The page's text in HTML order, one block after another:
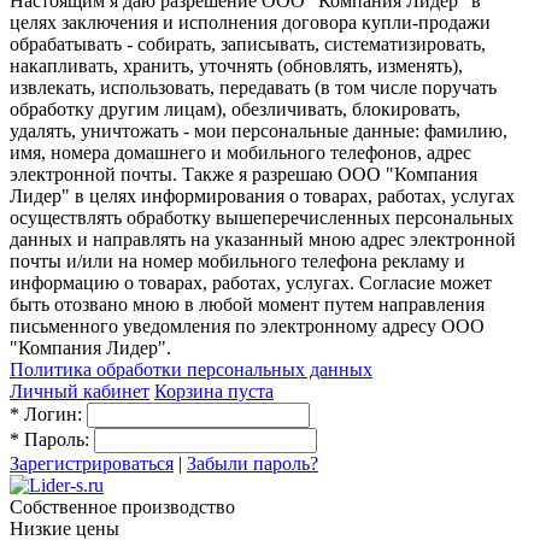
целях заключения и исполнения договора купли-продажи
обрабатывать - собирать, записывать, систематизировать,
накапливать, хранить, уточнять (обновлять, изменять),
извлекать, использовать, передавать (в том числе поручать
обработку другим лицам), обезличивать, блокировать,
удалять, уничтожать - мои персональные данные: фамилию,
имя, номера домашнего и мобильного телефонов, адрес
электронной почты. Также я разрешаю ООО "Компания
Лидер" в целях информирования о товарах, работах, услугах
осуществлять обработку вышеперечисленных персональных
данных и направлять на указанный мною адрес электронной
почты и/или на номер мобильного телефона рекламу и
информацию о товарах, работах, услугах. Согласие может
быть отозвано мною в любой момент путем направления
письменного уведомления по электронному адресу ООО
"Компания Лидер".
Политика обработки персональных данных
Личный кабинет Корзина пуста
* Логин:
* Пароль:
Зарегистрироваться | Забыли пароль?
Собственное производство
Низкие цены